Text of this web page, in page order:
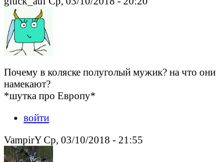
Почему в коляске полуголый мужик? на что они
намекают?
*шутка про Европу*
войти
VampirY Ср, 03/10/2018 - 21:55